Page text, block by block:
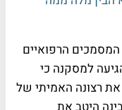
הרפואיים
למסקנה כי
את רצונה האמיתי של